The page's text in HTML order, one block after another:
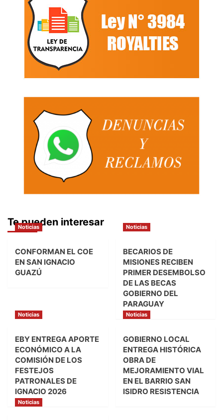
Te pueden interesar
Noticias
CONFORMAN EL COE
EN SAN IGNACIO
GUAZÚ
Noticias
BECARIOS DE
MISIONES RECIBEN
PRIMER DESEMBOLSO
DE LAS BECAS
GOBIERNO DEL
PARAGUAY
Noticias
EBY ENTREGA APORTE
ECONÓMICO A LA
COMISIÓN DE LOS
FESTEJOS
PATRONALES DE
IGNACIO 2026
Noticias
GOBIERNO LOCAL
ENTREGA HISTÓRICA
OBRA DE
MEJORAMIENTO VIAL
EN EL BARRIO SAN
ISIDRO RESISTENCIA
Noticias